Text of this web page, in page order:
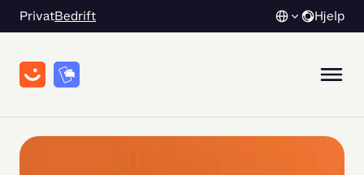
PrivatBedrift Hjelp